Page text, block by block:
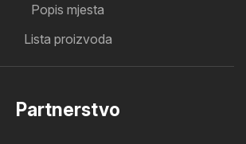
Popis mjesta
Lista proizvoda
Partnerstvo